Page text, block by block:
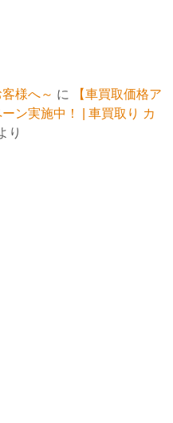
様へ～ に
【車買取価格ア
ン実施中！ | 車買取り カ
り